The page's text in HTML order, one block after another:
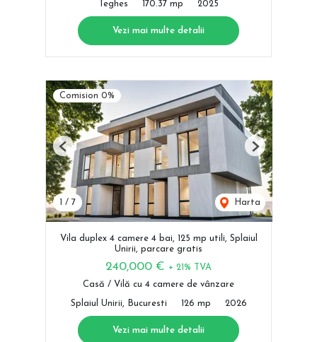
Teghes 170.37 mp 2025
Vezi mai multe detalii
Comision 0%
/ 7 Harta
Previous Next
Vila duplex 4 camere 4 bai, 125 mp utili, Splaiul
Unirii, parcare gratis
240,000 € + 21% TVA
Casă / Vilă cu 4 camere de vânzare
Splaiul Unirii, Bucuresti 126 mp 2026
Vezi mai multe detalii